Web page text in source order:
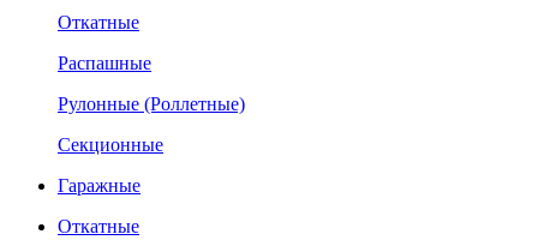
Откатные
Распашные
Рулонные (Роллетные)
Секционные
Гаражные
Откатные